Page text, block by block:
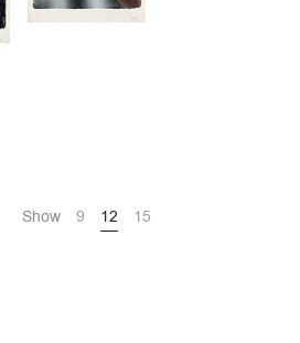
Show 9 12 15